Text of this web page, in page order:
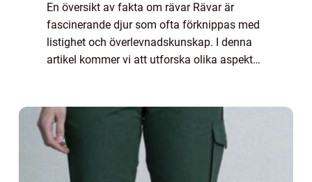
En översikt av fakta om rävar Rävar är
fascinerande djur som ofta förknippas med
listighet och överlevnadskunskap. I denna
artikel kommer vi att utforska olika aspekter